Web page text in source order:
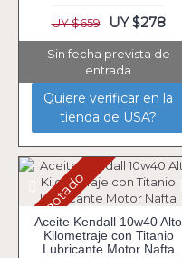
UY $659 UY $278
Sin fecha prevista de
entrada
Quiere verificar en la
tienda de USA?
Agotado
Aceite Kendall 10w40 Alto
Kilometraje con Titanio
Lubricante Motor Nafta